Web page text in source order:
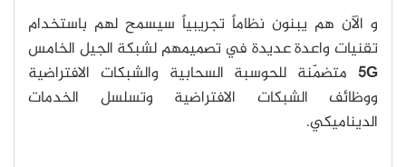
و الآن هم يبنون نظاماً تجريبياً سيسمح لهم باستخدام
تقنيات واعدة عديدة في تصميمهم لشبكة الجيل الخامس
5G
متضمّنة للحوسبة السحابية والشبكات الافتراضية
ووظائف الشبكات الافتراضية وتسلسل الخدمات
الديناميكي.